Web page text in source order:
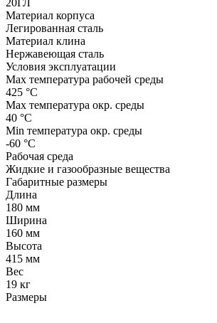
Материал корпуса
Легированная сталь
Материал клина
Нержавеющая сталь
Условия эксплуатации
Max температура рабочей среды
425 °C
Max температура окр. среды
40 °C
Min температура окр. среды
-60 °C
Рабочая среда
Жидкие и газообразные вещества
Габаритные размеры
Длина
180 мм
Ширина
160 мм
Высота
415 мм
Вес
19 кг
Размеры